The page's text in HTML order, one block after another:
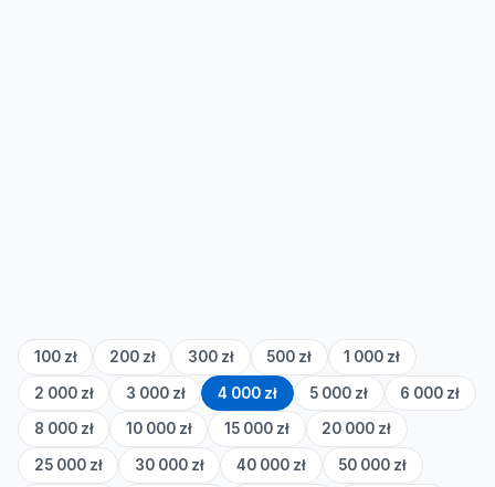
100 zł 200 zł 300 zł 500 zł 1 000 zł
2 000 zł 3 000 zł 4 000 zł 5 000 zł 6 000 zł
8 000 zł 10 000 zł 15 000 zł 20 000 zł
25 000 zł 30 000 zł 40 000 zł 50 000 zł